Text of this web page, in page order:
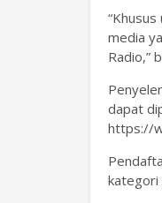
media
Radio,”
dapat
https://
kategori